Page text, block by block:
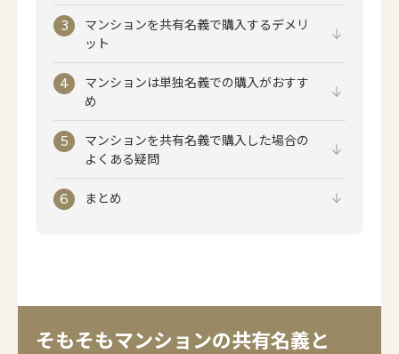
マンションを共有名義で購入するデメリ
ット
マンションは単独名義での購入がおすす
め
マンションを共有名義で購入した場合の
よくある疑問
まとめ
そもそもマンションの共有名義と